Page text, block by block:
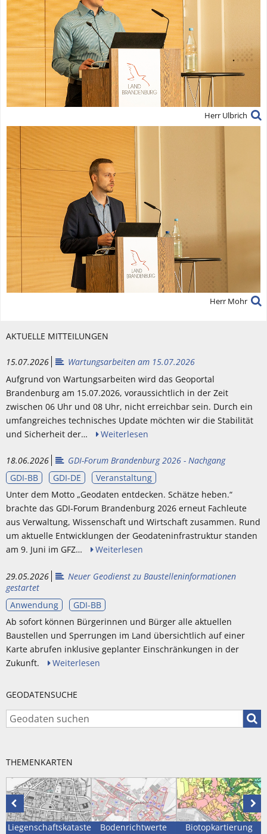
Herr Ulbrich
Herr Mohr
AKTUELLE MITTEILUNGEN
15.07.2026
Wartungsarbeiten am 15.07.2026
Aufgrund von Wartungsarbeiten wird das Geoportal
Brandenburg am 15.07.2026, voraussichtlich in der Zeit
zwischen 06 Uhr und 08 Uhr, nicht erreichbar sein. Durch ein
umfangreiches technisches Update möchten wir die Stabilität
und Sicherheit der…
Weiterlesen
18.06.2026
GDI-Forum Brandenburg 2026 - Nachgang
GDI-BB
GDI-DE
Veranstaltung
Unter dem Motto „Geodaten entdecken. Schätze heben.“
brachte das GDI-Forum Brandenburg 2026 erneut Fachleute
aus Verwaltung, Wissenschaft und Wirtschaft zusammen. Rund
um aktuelle Entwicklungen der Geodateninfrastruktur standen
am 9. Juni im GFZ…
Weiterlesen
29.05.2026
Neuer Geodienst zu Baustelleninformationen
gestartet
Anwendung
GDI-BB
Ab sofort können Bürgerinnen und Bürger alle aktuellen
Baustellen und Sperrungen im Land übersichtlich auf einer
Karte abrufen inklusive geplanter Einschränkungen in der
Zukunft.
Weiterlesen
GEODATENSUCHE
THEMENKARTEN
Vorhergehende
Karte
Liegenschaftskataster
Bodenrichtwerte Biotopkartierung